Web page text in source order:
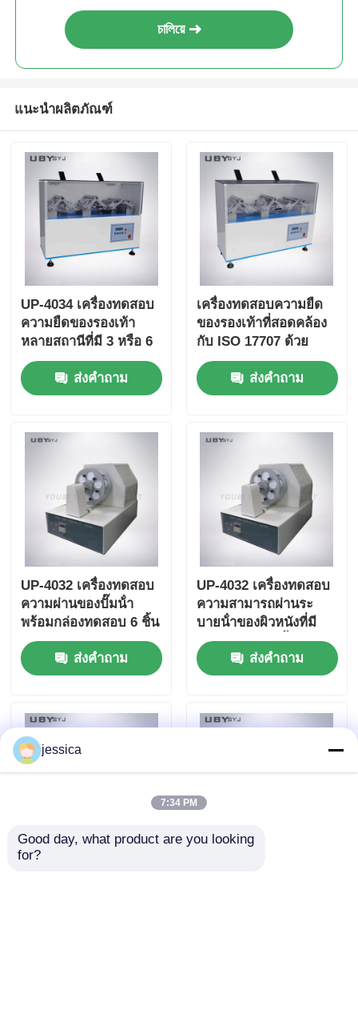
চালিয়ে
แนะนำผลิตภัณฑ์
UP-4034 เครื่องทดสอบ
ความยืดของรองเท้า
หลายสถานีที่มี 3 หรือ 6
สถานี มุมบิด 90 ° ± 2 °
และความเร็ว 125 - 150
cpm
ส่งคำถาม
เครื่องทดสอบความยืด
ของรองเท้าที่สอดคล้อง
กับ ISO 17707 ด้วย
สถานี 3 หรือ 6 และ
ความเร็วบิด 125-150
cpm
ส่งคำถาม
UP-4032 เครื่องทดสอบ
ความผ่านของปั๊มน้ํา
พร้อมกล่องทดสอบ 6 ชิ้น
ความเร็ว 75 ± 5cpm
และกว้างปากกล่อง 30 ±
1 มิลลิเมตรสําหรับหนัง
ส่งคำถาม
UP-4032 เครื่องทดสอบ
ความสามารถผ่านระ
บายน้ําของผิวหนังที่มี
ขวดทดสอบ 6 ชิ้นสําห
รับรองเท้า EN ISO
20344 SATRA TM172
ส่งคำถาม
jessica
7:34 PM
Good day, what product are you looking
for?